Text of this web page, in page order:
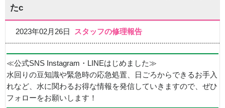
たc
2023年02月26日 スタッフの修理報告
≪公式SNS Instagram・LINEはじめました≫
水回りの豆知識や緊急時の応急処置、日ごろからできるお手入
れなど、水に関わるお得な情報を発信していきますので、ぜひ
フォローをお願いします！